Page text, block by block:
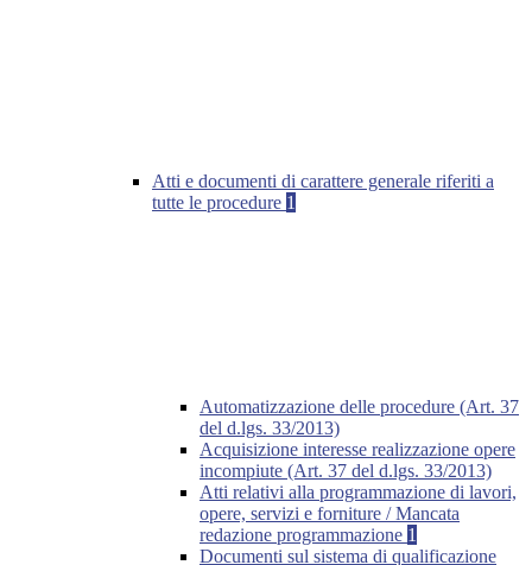
Atti e documenti di carattere generale riferiti a
tutte le procedure 1
Automatizzazione delle procedure (Art. 37
del d.lgs. 33/2013)
Acquisizione interesse realizzazione opere
incompiute (Art. 37 del d.lgs. 33/2013)
Atti relativi alla programmazione di lavori,
opere, servizi e forniture / Mancata
redazione programmazione 1
Documenti sul sistema di qualificazione